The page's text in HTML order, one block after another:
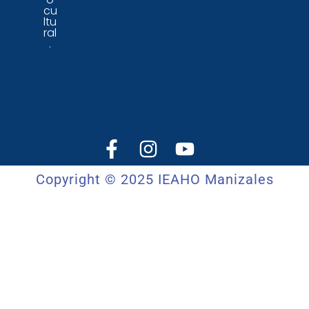
cu
ltu
ral
.
Copyright © 2025 IEAHO Manizales